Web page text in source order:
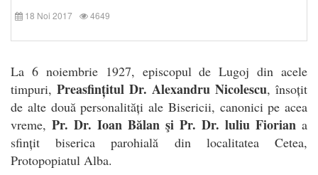
18 Noi 2017 4649
La 6 noiembrie 1927, episcopul de Lugoj din acele
timpuri, Preasfințitul Dr. Alexandru Nicolescu, însoțit
de alte două personalități ale Bisericii, canonici pe acea
vreme, Pr. Dr. Ioan Bălan şi Pr. Dr. luliu Fiorian a
sfințit biserica parohială din localitatea Cetea,
Protopopiatul Alba.